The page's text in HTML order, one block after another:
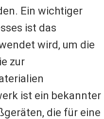
Ein wichtiger
ist das
wird, um die
zur
ist ein bekannter
die für eine